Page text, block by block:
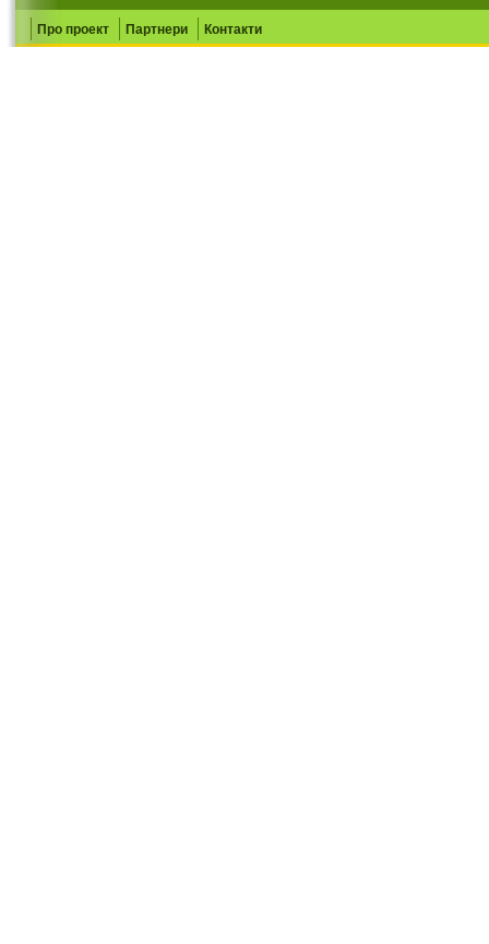
Про проект Партнери Контакти